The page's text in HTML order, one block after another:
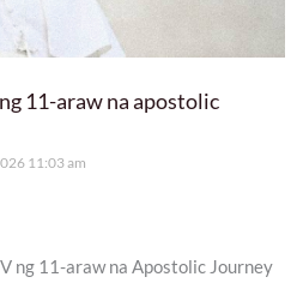
11-araw na apostolic
11:03 am
ng 11-araw na Apostolic Journey